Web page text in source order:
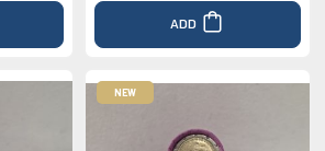
ADD
NEW